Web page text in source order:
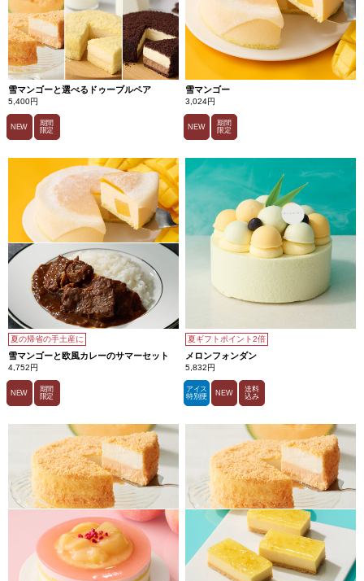
雪マンゴーと選べるドゥーブルペア
5,400円
NEW
期間
限定
雪マンゴー
3,024円
NEW
期間
限定
夏の帰省の手土産に
雪マンゴーと欧風カレーのサマーセット
4,752円
NEW
期間
限定
夏ギフトポイント2倍
メロンフォンダン
5,832円
アイス
特別便
NEW
送料
込み